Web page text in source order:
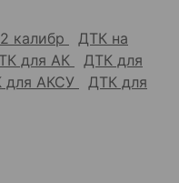
калибр
ДТК на
для АК
ДТК для
для АКСУ
ДТК для